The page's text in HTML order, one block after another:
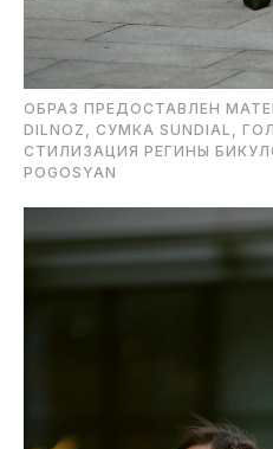
ОБРАЗ ПРЕДОСТАВЛЕН
DILNOZ, СУМКА SUNDIAL,
СТИЛИЗАЦИЯ РЕГИНЫ
POGOSYAN